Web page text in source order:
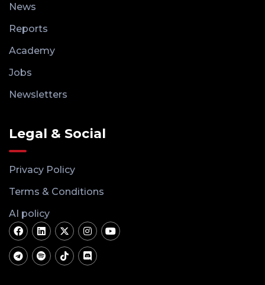
News
Reports
Academy
Jobs
Newsletters
Legal & Social
Privacy Policy
Terms & Conditions
AI policy